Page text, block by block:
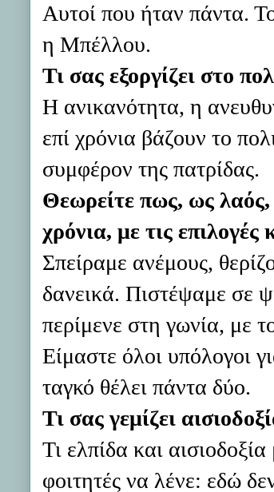
Αυτοί που ήταν πάντα.
η Μπέλλου.
Τι σας εξοργίζει στο
Η ανικανότητα, η
επί χρόνια βάζουν το
συμφέρον της πατρίδας.
Θεωρείτε πως, ως λαός,
χρόνια, με τις
Σπείραμε ανέμους,
δανεικά. Πιστέψαμε σε
περίμενε στη γωνία, με
Είμαστε όλοι υπόλογοι
ταγκό θέλει πάντα δύο.
Τι σας γεμίζει
Τι ελπίδα και
φοιτητές να λένε: εδώ